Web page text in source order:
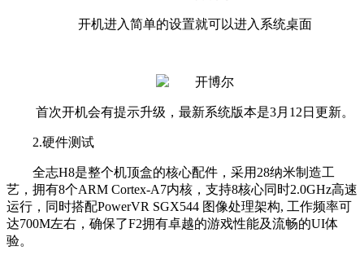
开机进入简单的设置就可以进入系统桌面
首次开机会有提示升级，最新系统版本是3月12日更新。
2.硬件测试
全志H8是整个机顶盒的核心配件，采用28纳米制造工
艺，拥有8个ARM Cortex-A7内核，支持8核心同时2.0GHz高速
运行，同时搭配PowerVR SGX544 图像处理架构, 工作频率可
达700M左右，确保了F2拥有卓越的游戏性能及流畅的UI体
验。